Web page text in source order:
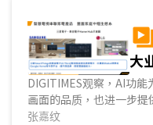
Physical AI与机器人控制
展示走向实际部署的条件
与装置控制，进一步走
用。...
大
DIGITIMES观察，AI功
画面的品质，也进一步
成为智能家居一环。就
张嘉纹